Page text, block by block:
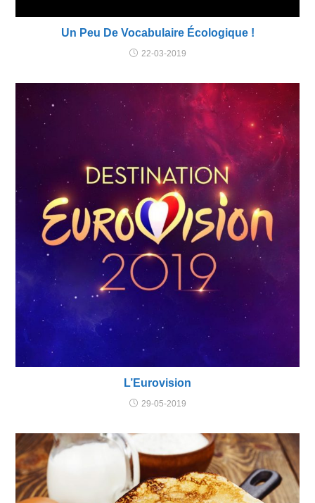
Un Peu De Vocabulaire Écologique !
22-03-2019
L’Eurovision
29-05-2019